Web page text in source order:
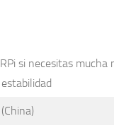
si necesitas mucha